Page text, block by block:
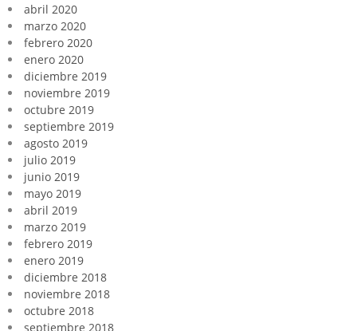
abril 2020
marzo 2020
febrero 2020
enero 2020
diciembre 2019
noviembre 2019
octubre 2019
septiembre 2019
agosto 2019
julio 2019
junio 2019
mayo 2019
abril 2019
marzo 2019
febrero 2019
enero 2019
diciembre 2018
noviembre 2018
octubre 2018
septiembre 2018